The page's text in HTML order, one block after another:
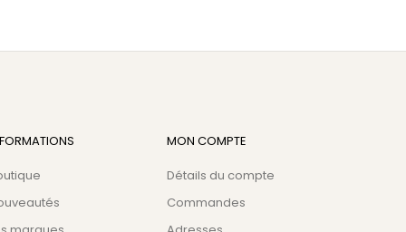
MON COMPTE
Détails du compte
Commandes